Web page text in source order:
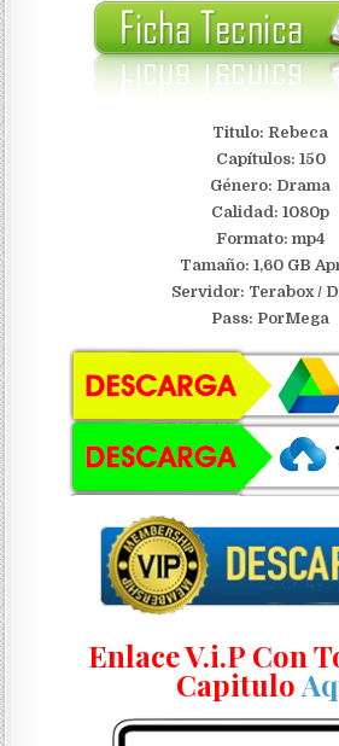
Titulo: Rebeca
Capítulos: 150
Género: Drama
Calidad: 1080p
Formato: mp4
Tamaño: 1,60 GB
Servidor: Terabox /
Pass: PorMega
Enlace V.i.P Con
Capitulo